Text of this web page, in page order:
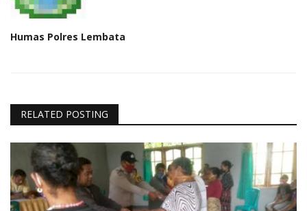
Humas Polres Lembata
RELATED POSTING